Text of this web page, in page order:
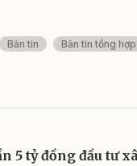
Bản tin Bản tin tổng hợp
5 tỷ đồng đầu tư